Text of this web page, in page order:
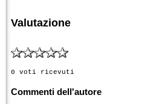
Valutazione
0 voti ricevuti
Commenti dell'autore